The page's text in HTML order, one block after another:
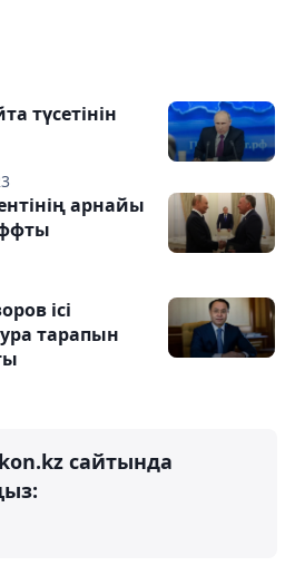
түсетінін
арнайы
ісі
тарапын
сайтында